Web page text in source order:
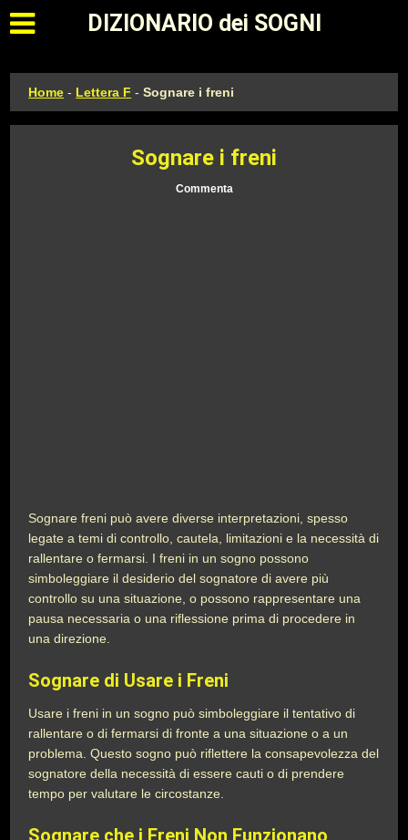
Apri il menu principale
DIZIONARIO dei SOGNI
Home - Lettera F -Sognare i freni
Sognare i freni
Commenta
Sognare freni può avere diverse interpretazioni, spesso
legate a temi di controllo, cautela, limitazioni e la necessità di
rallentare o fermarsi. I freni in un sogno possono
simboleggiare il desiderio del sognatore di avere più
controllo su una situazione, o possono rappresentare una
pausa necessaria o una riflessione prima di procedere in
una direzione.
Sognare di Usare i Freni
Usare i freni in un sogno può simboleggiare il tentativo di
rallentare o di fermarsi di fronte a una situazione o a un
problema. Questo sogno può riflettere la consapevolezza del
sognatore della necessità di essere cauti o di prendere
tempo per valutare le circostanze.
Sognare che i Freni Non Funzionano